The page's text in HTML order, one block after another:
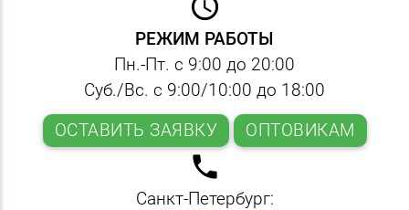
query_builder
РЕЖИМ РАБОТЫ
Пн.-Пт. с 9:00 до 20:00
Суб./Вс. с 9:00/10:00 до 18:00
ОСТАВИТЬ ЗАЯВКУ
ОПТОВИКАМ
local_phone
Санкт-Петербург: